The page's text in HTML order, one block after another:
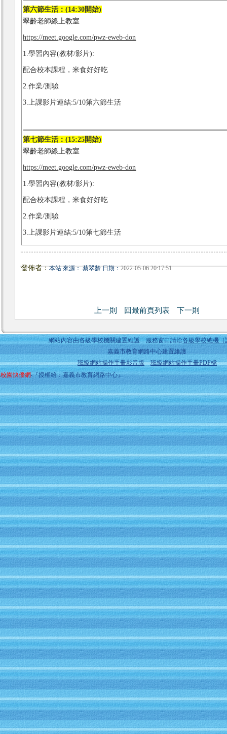
第六節生活：(14:30開始)
翠齡老師線上教室
https://meet.google.com/pwz-eweb-don
1.學習內容(教材/影片):
配合校本課程，米食好好吃
2.作業/測驗
3.上課影片連結:5/10第六節生活
第七節生活：(15:25開始)
翠齡老師線上教室
https://meet.google.com/pwz-eweb-don
1.學習內容(教材/影片):
配合校本課程，米食好好吃
2.作業/測驗
3.上課影片連結:5/10第七節生活
發佈者：本站 來源： 蔡翠齡 日期：2022-05-06 20:17:51
上一則 回最前頁列表 下一則
網站內容由各級學校機關建置維護 服務窗口請洽各級學校總機（
嘉義市教育網路中心建置維護
班級網站操作手冊影音版
班級網站操作手冊PDF檔
校園快優網‧『授權給：嘉義市教育網路中心』